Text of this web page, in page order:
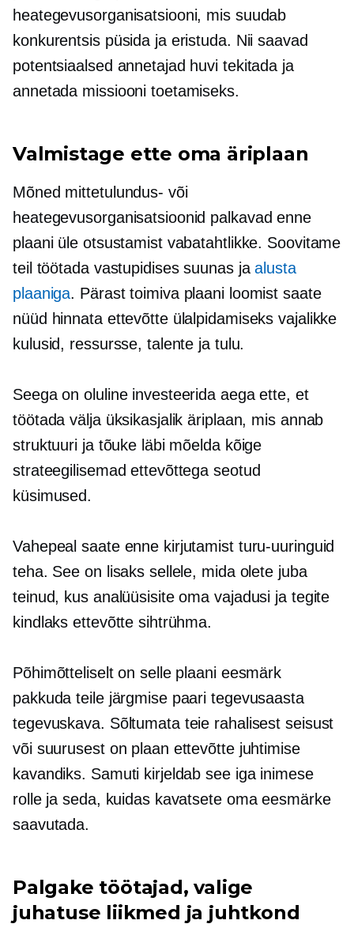
heategevusorganisatsiooni, mis suudab
konkurentsis püsida ja eristuda. Nii saavad
potentsiaalsed annetajad huvi tekitada ja
annetada missiooni toetamiseks.
Valmistage ette oma äriplaan
Mõned mittetulundus- või
heategevusorganisatsioonid palkavad enne
plaani üle otsustamist vabatahtlikke. Soovitame
teil töötada vastupidises suunas jaalusta
plaaniga. Pärast toimiva plaani loomist saate
nüüd hinnata ettevõtte ülalpidamiseks vajalikke
kulusid, ressursse, talente ja tulu.
Seega on oluline investeerida aega ette, et
töötada välja üksikasjalik äriplaan, mis annab
struktuuri ja tõuke läbi mõelda kõige
strateegilisemad ettevõttega seotud
küsimused.
Vahepeal saate enne kirjutamist turu-uuringuid
teha. See on lisaks sellele, mida olete juba
teinud, kus analüüsisite oma vajadusi ja tegite
kindlaks ettevõtte sihtrühma.
Põhimõtteliselt on selle plaani eesmärk
pakkuda teile järgmise paari tegevusaasta
tegevuskava. Sõltumata teie rahalisest seisust
või suurusest on plaan ettevõtte juhtimise
kavandiks. Samuti kirjeldab see iga inimese
rolle ja seda, kuidas kavatsete oma eesmärke
saavutada.
Palgake töötajad, valige
juhatuse liikmed ja juhtkond